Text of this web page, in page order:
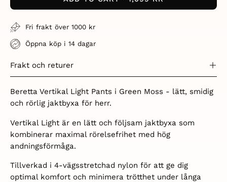
Fri frakt över 1000 kr
Öppna köp i 14 dagar
Frakt och returer
Beretta Vertikal Light Pants i Green Moss - lätt, smidig
och rörlig jaktbyxa för herr.
Vertikal Light är en lätt och följsam jaktbyxa som
kombinerar maximal rörelsefrihet med hög
andningsförmåga.
Tillverkad i 4-vägsstretchad nylon för att ge dig
optimal komfort och minimera trötthet under långa